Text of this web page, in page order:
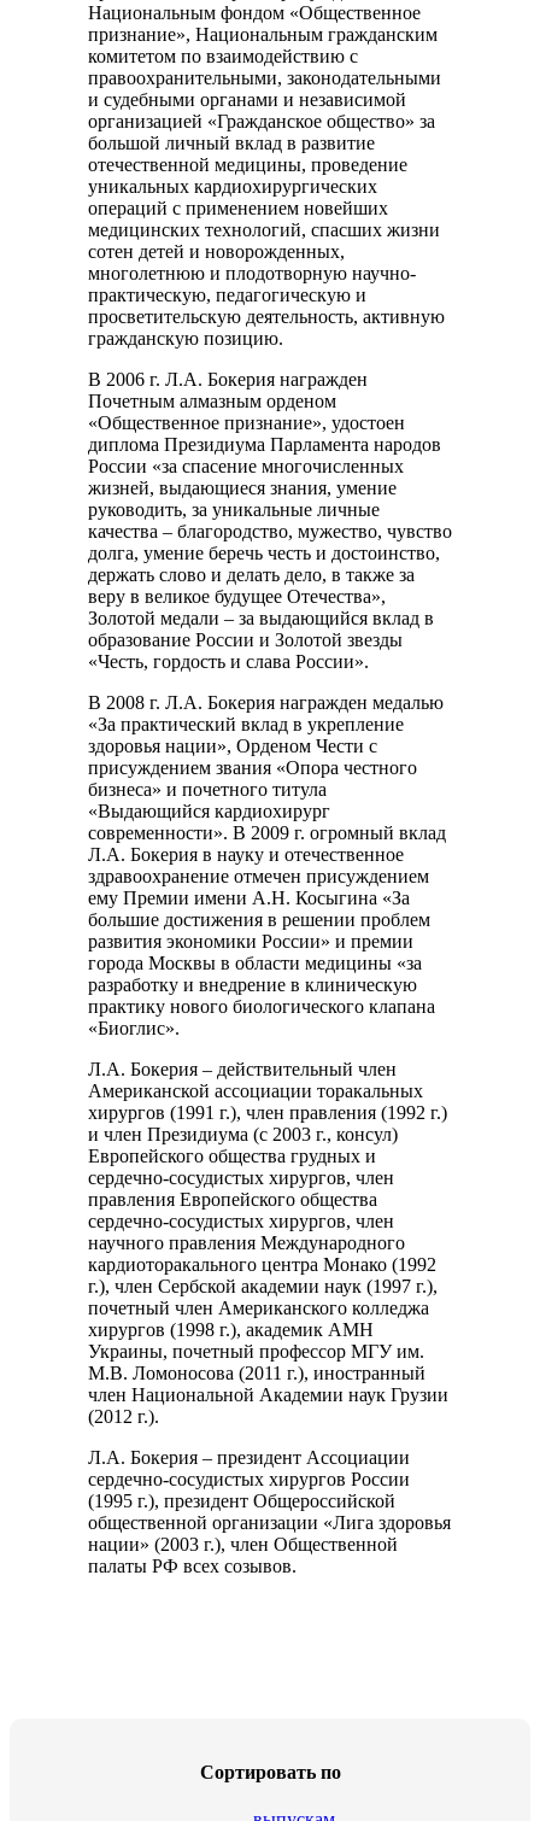
Национальным фондом «Общественное
признание», Национальным гражданским
комитетом по взаимодействию с
правоохранительными, законодательными
и судебными органами и независимой
организацией «Гражданское общество» за
большой личный вклад в развитие
отечественной медицины, проведение
уникальных кардиохирургических
операций с применением новейших
медицинских технологий, спасших жизни
сотен детей и новорожденных,
многолетнюю и плодотворную научно-
практическую, педагогическую и
просветительскую деятельность, активную
гражданскую позицию.
В 2006 г. Л.А. Бокерия награжден
Почетным алмазным орденом
«Общественное признание», удостоен
диплома Президиума Парламента народов
России «за спасение многочисленных
жизней, выдающиеся знания, умение
руководить, за уникальные личные
качества – благородство, мужество, чувство
долга, умение беречь честь и достоинство,
держать слово и делать дело, в также за
веру в великое будущее Отечества»,
Золотой медали – за выдающийся вклад в
образование России и Золотой звезды
«Честь, гордость и слава России».
В 2008 г. Л.А. Бокерия награжден медалью
«За практический вклад в укрепление
здоровья нации», Орденом Чести с
присуждением звания «Опора честного
бизнеса» и почетного титула
«Выдающийся кардиохирург
современности». В 2009 г. огромный вклад
Л.А. Бокерия в науку и отечественное
здравоохранение отмечен присуждением
ему Премии имени А.Н. Косыгина «За
большие достижения в решении проблем
развития экономики России» и премии
города Москвы в области медицины «за
разработку и внедрение в клиническую
практику нового биологического клапана
«Биоглис».
Л.А. Бокерия – действительный член
Американской ассоциации торакальных
хирургов (1991 г.), член правления (1992 г.)
и член Президиума (с 2003 г., консул)
Европейского общества грудных и
сердечно-сосудистых хирургов, член
правления Европейского общества
сердечно-сосудистых хирургов, член
научного правления Международного
кардиоторакального центра Монако (1992
г.), член Сербской академии наук (1997 г.),
почетный член Американского колледжа
хирургов (1998 г.), академик АМН
Украины, почетный профессор МГУ им.
М.В. Ломоносова (2011 г.), иностранный
член Национальной Академии наук Грузии
(2012 г.).
Л.А. Бокерия – президент Ассоциации
сердечно-сосудистых хирургов России
(1995 г.), президент Общероссийской
общественной организации «Лига здоровья
нации» (2003 г.), член Общественной
палаты РФ всех созывов.
Сортировать по